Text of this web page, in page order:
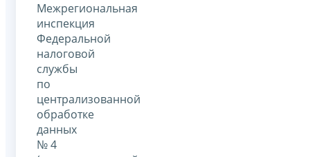
Межрегиональная
инспекция
Федеральной
налоговой
службы
по
централизованной
обработке
данных
№ 4